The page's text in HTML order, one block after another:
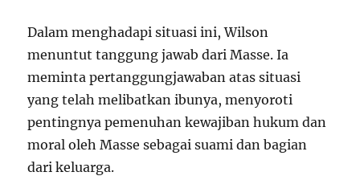
Dalam menghadapi situasi ini, Wilson
menuntut tanggung jawab dari Masse. Ia
meminta pertanggungjawaban atas situasi
yang telah melibatkan ibunya, menyoroti
pentingnya pemenuhan kewajiban hukum dan
moral oleh Masse sebagai suami dan bagian
dari keluarga.